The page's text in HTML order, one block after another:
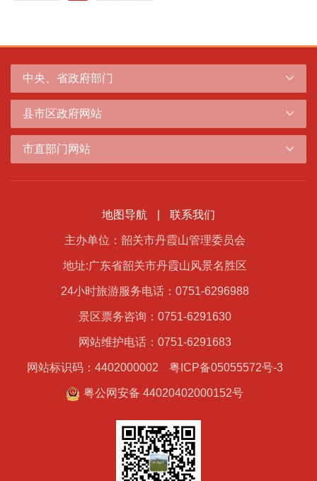
中央、省政府部门
县市区政府网站
市直部门网站
地图导航 联系我们
主办单位：韶关市丹霞山管理委员会
地址:广东省韶关市丹霞山风景名胜区
24小时旅游服务电话：0751-6296988
景区票务咨询：0751-6291630
网站维护电话：0751-6291683
网站标识码：4402000002 粤ICP备05055572号-3
粤公网安备 44020402000152号